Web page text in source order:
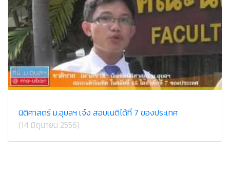
นิติศาสตร์ ม.อุบลฯ เจ๋ง สอบเนติได้ที่ 7 ของประเทศ
(14 มิถุนายน 2556)